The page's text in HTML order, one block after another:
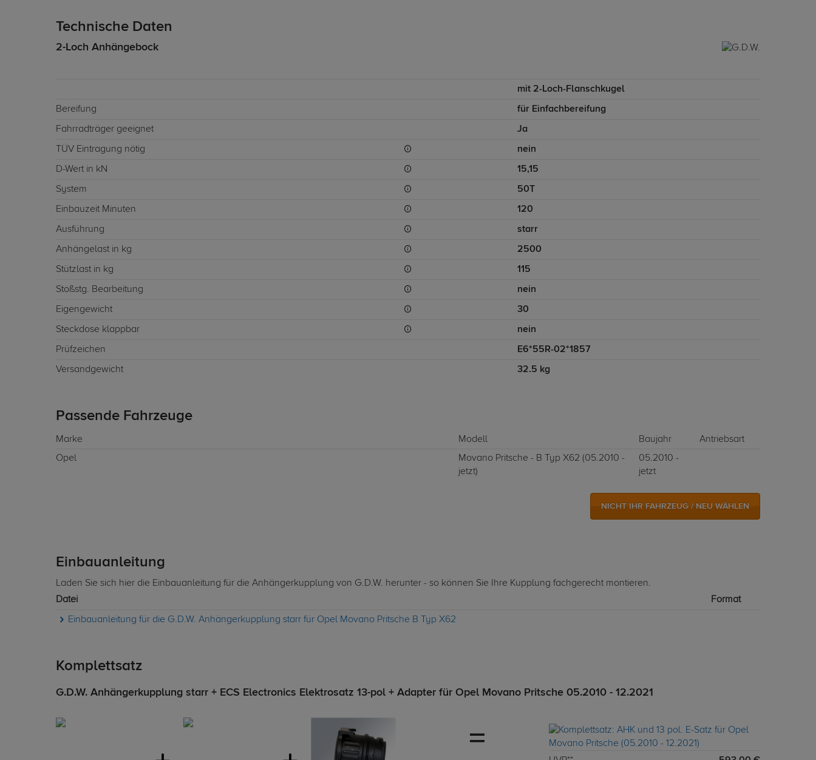
Technische Daten
2-Loch Anhängebock
mit 2-Loch-Flanschkugel
Bereifung für Einfachbereifung
Fahrradträger geeignet Ja
TÜV Eintragung nötig nein
D-Wert in kN 15,15
System 50T
Einbauzeit Minuten 120
Ausführung starr
Anhängelast in kg 2500
Stützlast in kg 115
Stoßstg. Bearbeitung nein
Eigengewicht 30
Steckdose klappbar nein
Prüfzeichen E6*55R-02*1857
Versandgewicht 32.5 kg
Passende Fahrzeuge
Marke Modell Baujahr
Antriebsart
Opel
Movano Pritsche - B Typ X62 (05.2010 -
jetzt)
05.2010 -
jetzt
NICHT IHR FAHRZEUG / NEU WÄHLEN
Einbauanleitung
Laden Sie sich hier die Einbauanleitung für die Anhängerkupplung von G.D.W. herunter - so können Sie Ihre Kupplung fachgerecht montieren.
Datei
Format
Einbauanleitung für die G.D.W. Anhängerkupplung starr für Opel Movano Pritsche B Typ X62
Komplettsatz
G.D.W. Anhängerkupplung starr + ECS Electronics Elektrosatz 13-pol + Adapter für Opel Movano Pritsche 05.2010 - 12.2021